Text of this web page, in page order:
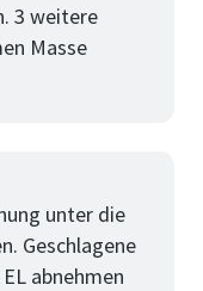
3 weitere
Masse
unter die
Geschlagene
abnehmen